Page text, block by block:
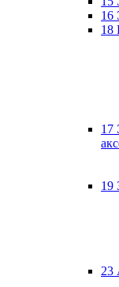
16
18
17
19
23